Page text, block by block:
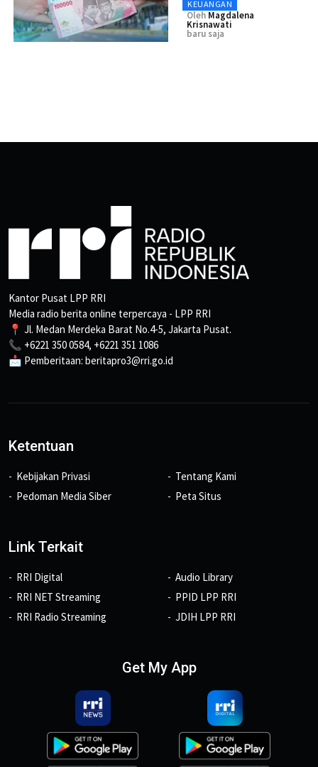
KEUANGAN
Oleh Magdalena
Krisnawati
baru saja
Kantor Pusat LPP RRI
Media radio berita online terpercaya - LPP RRI
📍 Jl. Medan Merdeka Barat No.4-5, Jakarta Pusat.
📞 +6221 350 0584, +6221 351 1086
📩 Pemberitaan: beritapro3@rri.go.id
Ketentuan
Kebijakan Privasi
Pedoman Media Siber
Tentang Kami
Peta Situs
Link Terkait
RRI Digital
RRI NET Streaming
RRI Radio Streaming
Audio Library
PPID LPP RRI
JDIH LPP RRI
Get My App